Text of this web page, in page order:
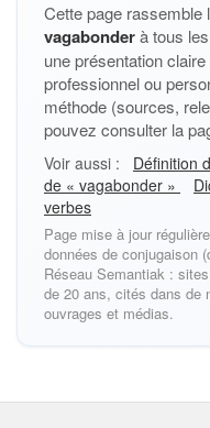
Cette page rassemble
vagabonderà tous
une présentation
professionnel ou
méthode (sources,
pouvez consulter la
Voir aussi : Définition
de « vagabonder »
verbes
Page mise à jour
données de conjugaison
Réseau Semantiak :
de 20 ans, cités dans de
ouvrages et médias.